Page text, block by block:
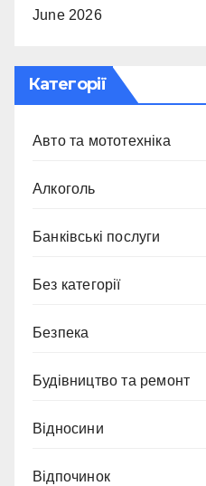
June 2026
Категорії
Авто та мототехніка
Алкоголь
Банківські послуги
Без категорії
Безпека
Будівництво та ремонт
Відносини
Відпочинок